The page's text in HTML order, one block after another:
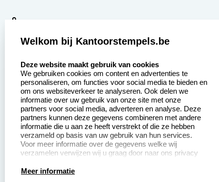
9
Aanvraag op maat
Betaling &
Verzending
Wederverkoper
worden
Contact opnemen
Veel gestelde vragen
Retourneren
Herroepingsrecht
Productinformatie:
Welkom bij Kantoorstempels.be
Deze website maakt gebruik van cookies
We gebruiken cookies om content en advertenties te
personaliseren, om functies voor social media te bieden en
om ons websiteverkeer te analyseren. Ook delen we
informatie over uw gebruik van onze site met onze
partners voor social media, adverteren en analyse. Deze
partners kunnen deze gegevens combineren met andere
informatie die u aan ze heeft verstrekt of die ze hebben
verzameld op basis van uw gebruik van hun services.
Voor meer informatie over de gegevens welke wij
verzamelen verwijzen wij u graag door naar ons privacy
Meer informatie